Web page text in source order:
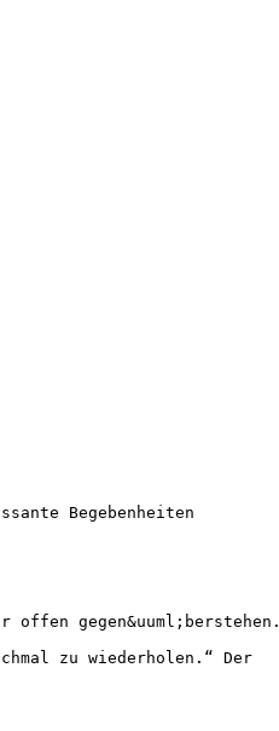
Begebenheiten
gegen&uuml;berstehen.
zu wiederholen.“ Der